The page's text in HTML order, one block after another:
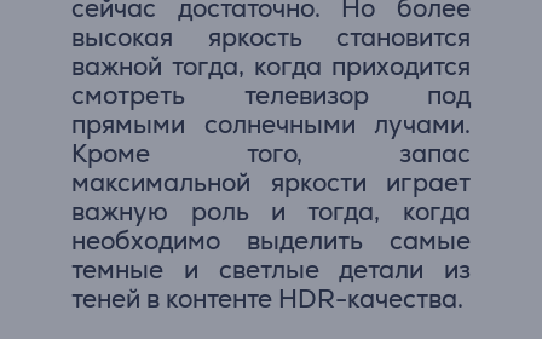
сейчас достаточно. Но более
высокая яркость становится
важной тогда, когда приходится
смотреть телевизор под
прямыми солнечными лучами.
Кроме того, запас
максимальной яркости играет
важную роль и тогда, когда
необходимо выделить самые
темные и светлые детали из
теней в контенте HDR-качества.